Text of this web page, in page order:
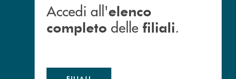
Accedi all'elenco
completo delle filiali.